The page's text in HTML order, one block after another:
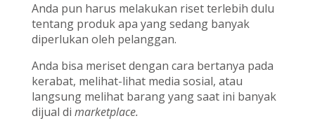
Anda pun harus melakukan riset terlebih dulu
tentang produk apa yang sedang banyak
diperlukan oleh pelanggan.
Anda bisa meriset dengan cara bertanya pada
kerabat, melihat-lihat media sosial, atau
langsung melihat barang yang saat ini banyak
dijual di marketplace.